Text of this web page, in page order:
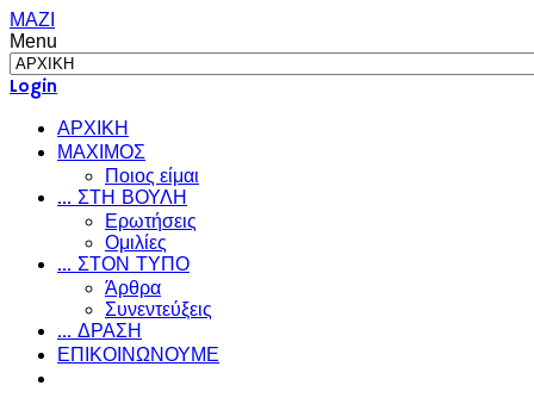
ΜΑΖΙ
Menu
Login
ΑΡΧΙΚΗ
ΜΑΧΙΜΟΣ
Ποιος είμαι
... ΣΤΗ ΒΟΥΛΗ
Ερωτήσεις
Ομιλίες
... ΣΤΟΝ ΤΥΠΟ
Άρθρα
Συνεντεύξεις
... ΔΡΑΣΗ
ΕΠΙΚΟΙΝΩΝΟΥΜΕ